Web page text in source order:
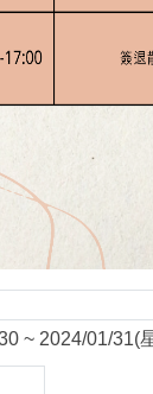
~ 2024/01/31(